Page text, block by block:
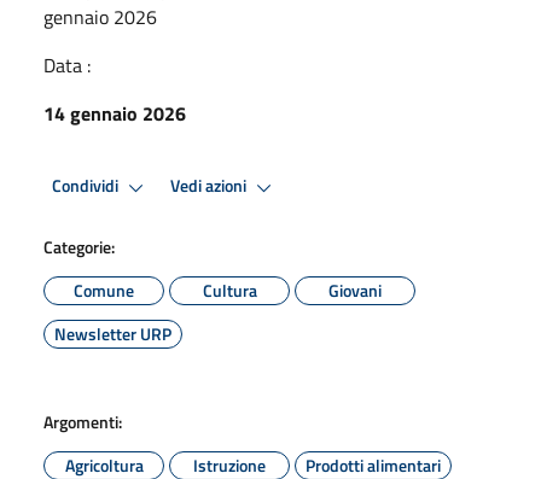
gennaio 2026
Data :
14 gennaio 2026
Condividi Vedi azioni
Categorie:
Comune
Cultura
Giovani
Newsletter URP
Argomenti:
Agricoltura
Istruzione Prodotti alimentari